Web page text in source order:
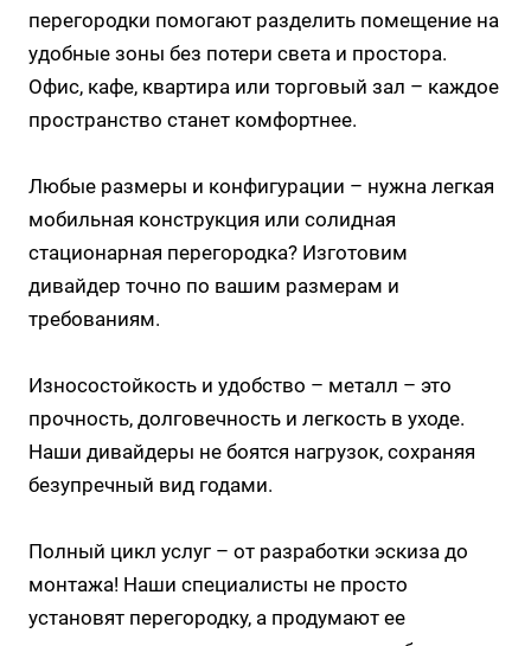
перегородки помогают разделить помещение на
удобные зоны без потери света и простора.
Офис, кафе, квартира или торговый зал – каждое
пространство станет комфортнее.
Любые размеры и конфигурации – нужна легкая
мобильная конструкция или солидная
стационарная перегородка? Изготовим
дивайдер точно по вашим размерам и
требованиям.
Износостойкость и удобство – металл – это
прочность, долговечность и легкость в уходе.
Наши дивайдеры не боятся нагрузок, сохраняя
безупречный вид годами.
Полный цикл услуг – от разработки эскиза до
монтажа! Наши специалисты не просто
установят перегородку, а продумают ее